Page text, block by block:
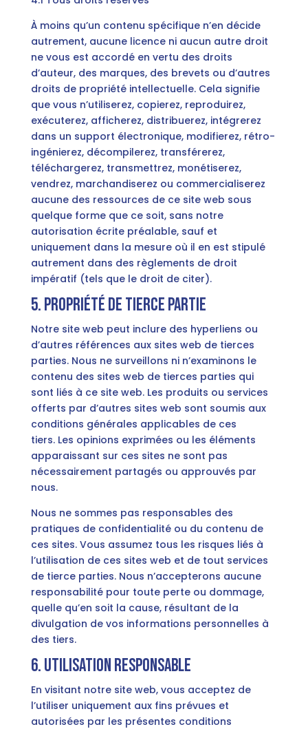
À moins qu’un contenu spécifique n’en décide
autrement, aucune licence ni aucun autre droit
ne vous est accordé en vertu des droits
d’auteur, des marques, des brevets ou d’autres
droits de propriété intellectuelle. Cela signifie
que vous n’utiliserez, copierez, reproduirez,
exécuterez, afficherez, distribuerez, intégrerez
dans un support électronique, modifierez, rétro-
ingénierez, décompilerez, transférerez,
téléchargerez, transmettrez, monétiserez,
vendrez, marchandiserez ou commercialiserez
aucune des ressources de ce site web sous
quelque forme que ce soit, sans notre
autorisation écrite préalable, sauf et
uniquement dans la mesure où il en est stipulé
autrement dans des règlements de droit
impératif (tels que le droit de citer).
5. Propriété de tierce partie
Notre site web peut inclure des hyperliens ou
d’autres références aux sites web de tierces
parties. Nous ne surveillons ni n’examinons le
contenu des sites web de tierces parties qui
sont liés à ce site web. Les produits ou services
offerts par d’autres sites web sont soumis aux
conditions générales applicables de ces
tiers. Les opinions exprimées ou les éléments
apparaissant sur ces sites ne sont pas
nécessairement partagés ou approuvés par
nous.
Nous ne sommes pas responsables des
pratiques de confidentialité ou du contenu de
ces sites. Vous assumez tous les risques liés à
l’utilisation de ces sites web et de tout services
de tierce parties. Nous n’accepterons aucune
responsabilité pour toute perte ou dommage,
quelle qu’en soit la cause, résultant de la
divulgation de vos informations personnelles à
des tiers.
6. Utilisation responsable
En visitant notre site web, vous acceptez de
l’utiliser uniquement aux fins prévues et
autorisées par les présentes conditions